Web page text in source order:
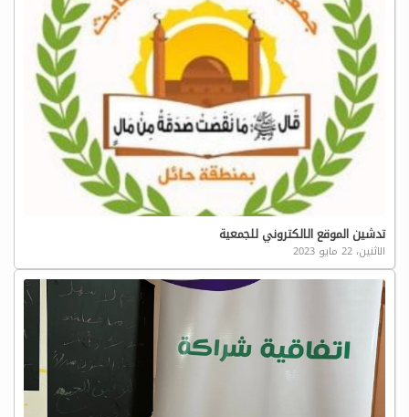
تدشين الموقع الالكتروني للجمعية
الاثنين، 22 مايو 2023